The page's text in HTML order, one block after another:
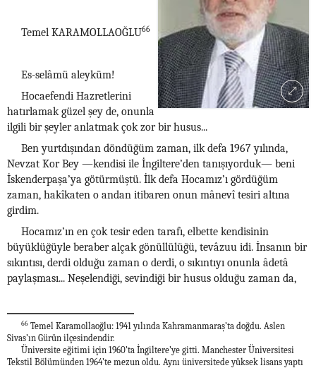
Temel KARAMOLLAOĞLU66
Es-selâmü aleyküm!
Hocaefendi Hazretlerini
hatırlamak güzel şey de, onunla
ilgili bir şeyler anlatmak çok zor bir husus...
Ben yurtdışından döndüğüm zaman, ilk defa 1967 yılında,
Nevzat Kor Bey —kendisi ile İngiltere’den tanışıyorduk— beni
İskenderpaşa’ya götürmüştü. İlk defa Hocamız’ı gördüğüm
zaman, hakîkaten o andan itibaren onun mânevî tesiri altına
girdim.
Hocamız’ın en çok tesir eden tarafı, elbette kendisinin
büyüklüğüyle beraber alçak gönüllülüğü, tevâzuu idi. İnsanın bir
sıkıntısı, derdi olduğu zaman o derdi, o sıkıntıyı onunla âdetâ
paylaşması... Neşelendiği, sevindiği bir husus olduğu zaman da,
66 Temel Karamollaoğlu: 1941 yılında Kahramanmaraş’ta doğdu. Aslen
Sivas’ın Gürün ilçesindendir.
Üniversite eğitimi için 1960’ta İngiltere’ye gitti. Manchester Üniversitesi
Tekstil Bölümünden 1964’te mezun oldu. Aynı üniversitede yüksek lisans yaptı